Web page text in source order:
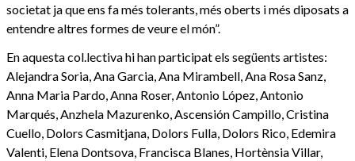
societat ja que ens fa més tolerants, més oberts i més diposats a
entendre altres formes de veure el món”.
En aquesta col.lectiva hi han participat els següents artistes:
Alejandra Soria, Ana Garcia, Ana Mirambell, Ana Rosa Sanz,
Anna Maria Pardo, Anna Roser, Antonio López, Antonio
Marqués, Anzhela Mazurenko, Ascensión Campillo, Cristina
Cuello, Dolors Casmitjana, Dolors Fulla, Dolors Rico, Edemira
Valenti, Elena Dontsova, Francisca Blanes, Hortènsia Villar,